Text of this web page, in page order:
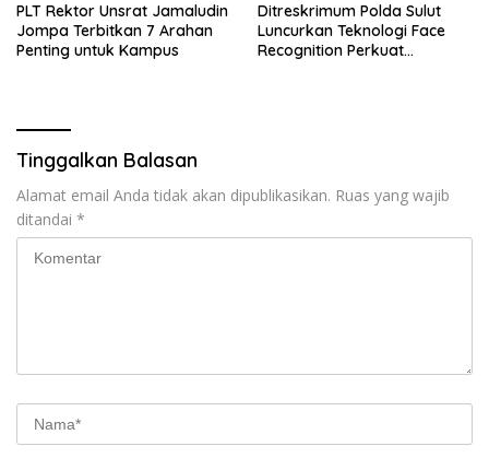
​PLT Rektor Unsrat Jamaludin
Jompa Terbitkan 7 Arahan
Penting untuk Kampus
Ditreskrimum Polda Sulut
Luncurkan Teknologi Face
Recognition Perkuat
Tinggalkan Balasan
Alamat email Anda tidak akan dipublikasikan. Ruas yang wajib
ditandai *